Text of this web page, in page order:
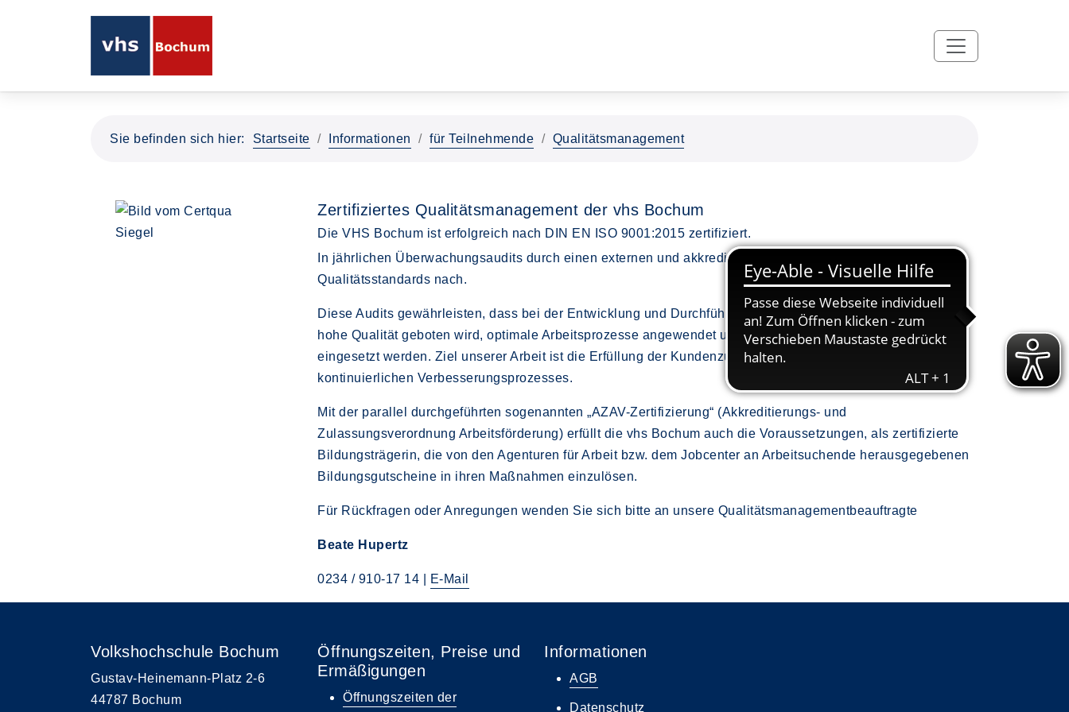
Sie befinden sich hier: Startseite Informationen für Teilnehmende Qualitätsmanagement
Zertifiziertes Qualitätsmanagement der vhs Bochum
Die VHS Bochum ist erfolgreich nach DIN EN ISO 9001:2015 zertifiziert.
In jährlichen Überwachungsaudits durch einen externen und akkreditierten Zertifizierer weist die vhs ihre
Qualitätsstandards nach.
Diese Audits gewährleisten, dass bei der Entwicklung und Durchführung von Angeboten eine gleichbleibend
hohe Qualität geboten wird, optimale Arbeitsprozesse angewendet und bewährte Management-Methoden
eingesetzt werden. Ziel unserer Arbeit ist die Erfüllung der Kundenzufriedenheit auf Basis des
kontinuierlichen Verbesserungsprozesses.
Mit der parallel durchgeführten sogenannten „AZAV-Zertifizierung“ (Akkreditierungs- und
Zulassungsverordnung Arbeitsförderung) erfüllt die vhs Bochum auch die Voraussetzungen, als zertifizierte
Bildungsträgerin, die von den Agenturen für Arbeit bzw. dem Jobcenter an Arbeitsuchende herausgegebenen
Bildungsgutscheine in ihren Maßnahmen einzulösen.
Für Rückfragen oder Anregungen wenden Sie sich bitte an unsere Qualitätsmanagementbeauftragte
Beate Hupertz
0234 / 910-17 14 | E-Mail
Volkshochschule Bochum
Gustav-Heinemann-Platz 2-6
44787 Bochum
Öffnungszeiten, Preise und
Ermäßigungen
Öffnungszeiten der
Informationen
AGB
Datenschutz